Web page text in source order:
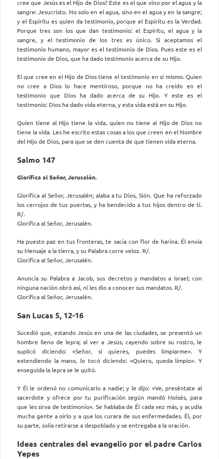
cree que Jesús es el Hijo de Dios? Este es el que vino por el agua y la
sangre: Jesucristo. No solo en el agua, sino en el agua y en la sangre;
y el Espíritu es quien da testimonio, porque el Espíritu es la Verdad.
Porque tres son los que dan testimonio: el Espíritu, el agua y la
sangre, y el testimonio de los tres es único. Si aceptamos el
testimonio humano, mayor es el testimonio de Dios. Pues este es el
testimonio de Dios, que ha dado testimonio acerca de su Hijo.
El que cree en el Hijo de Dios tiene el testimonio en sí mismo. Quien
no cree a Dios lo hace mentiroso, porque no ha creído en el
testimonio que Dios ha dado acerca de su Hijo. Y este es el
testimonio: Dios ha dado vida eterna, y esta vida está en su Hijo.
Quien tiene al Hijo tiene la vida, quien no tiene al Hijo de Dios no
tiene la vida. Les he escrito estas cosas a los que creen en el Nombre
del Hijo de Dios, para que se den cuenta de que tienen vida eterna.
Salmo 147
Glorifica al Señor, Jerusalén.
Glorifica al Señor, Jerusalén; alaba a tu Dios, Sión. Que ha reforzado
los cerrojos de tus puertas, y ha bendecido a tus hijos dentro de ti.
R/.
Glorifica al Señor, Jerusalén.
Ha puesto paz en tus fronteras, te sacia con flor de harina. Él envía
su Mensaje a la tierra, y su Palabra corre veloz. R/.
Glorifica al Señor, Jerusalén.
Anuncia su Palabra a Jacob, sus decretos y mandatos a Israel; con
ninguna nación obró así, ni les dio a conocer sus mandatos. R/.
Glorifica al Señor, Jerusalén.
San Lucas 5, 12-16
Sucedió que, estando Jesús en una de las ciudades, se presentó un
hombre lleno de lepra; al ver a Jesús, cayendo sobre su rostro, le
suplicó diciendo: «Señor, si quieres, puedes limpiarme». Y
extendiendo la mano, lo tocó diciendo: «Quiero, queda limpio». Y
enseguida la lepra se le quitó.
Y Él le ordenó no comunicarlo a nadie; y le dijo: «Ve, preséntate al
sacerdote y ofrece por tu purificación según mandó Moisés, para
que les sirva de testimonio». Se hablaba de Él cada vez más, y acudía
mucha gente a oírlo y a que los curara de sus enfermedades. Él, por
su parte, solía retirarse a despoblado y se entregaba a la oración.
Ideas centrales del evangelio por el padre Carlos
Yepes